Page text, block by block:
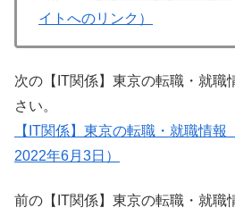
イトへのリンク）
次の【IT関係】東京の転職・就職
さい。
【IT関係】東京の転職・就職情報
2022年6月3日）
前の【IT関係】東京の転職・就職